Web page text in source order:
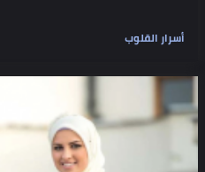
أسرار القلوب